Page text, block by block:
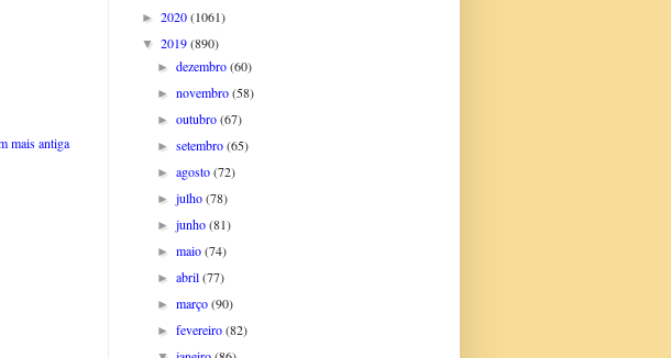
mais antiga
► 2020(1061)
▼ 2019(890)
►dezembro(60)
►novembro(58)
►outubro(67)
►setembro(65)
►agosto(72)
►julho(78)
►junho(81)
►maio(74)
►abril(77)
►março(90)
►fevereiro(82)